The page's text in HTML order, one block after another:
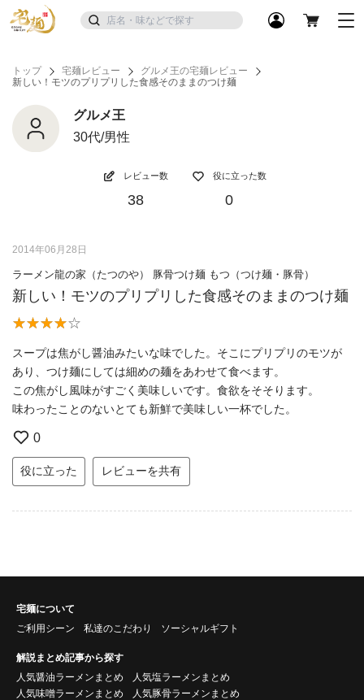
トップ 宅麺レビュー
グルメ王の宅麺レビュー
新しい！モツのプリプリした食感そのままのつけ麺
グルメ王
30代/男性
レビュー数
38
役に立った数
0
2014年06月28日
ラーメン龍の家（たつのや） 豚骨つけ麺 もつ（つけ麺・豚骨）
新しい！モツのプリプリした食感そのままのつけ麺
スープは焦がし醤油みたいな味でした。そこにプリプリのモツが
あり、つけ麺にしては細めの麺をあわせて食べます。
この焦がし風味がすごく美味しいです。食欲をそそります。
味わったことのないとても新鮮で美味しい一杯でした。
0
役に立った レビューを共有
宅麺について
ご利用シーン
私達のこだわり ソーシャルギフト
解説まとめ記事から探す
人気醤油ラーメンまとめ
人気塩ラーメンまとめ
人気味噌ラーメンまとめ
人気豚骨ラーメンまとめ